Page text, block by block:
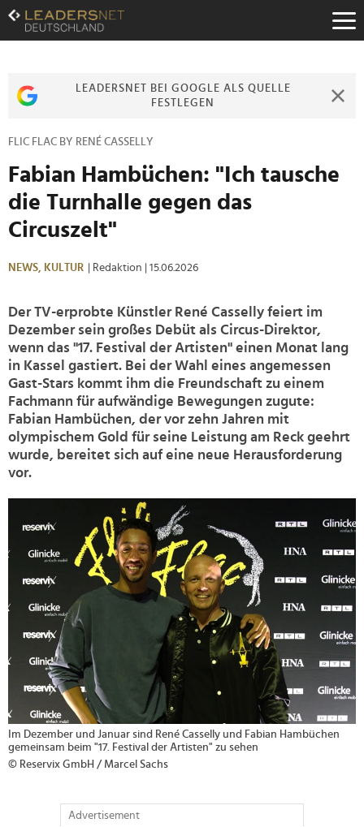
Zum
Inhalt
Zur
Zur
LEADERSNET BEI GOOGLE ALS QUELLE
FESTLEGEN
FLIC FLAC BY RENÉ CASSELLY
Fabian Hambüchen: "Ich tausche
die Turnhalle gegen das
Circuszelt"
NEWS, KULTUR | Redaktion | 15.06.2026
Der TV-erprobte Künstler René Casselly feiert im
Dezember sein großes Debüt als Circus-Direktor,
wenn das "17. Festival der Artisten" einen Monat lang
in Kassel gastiert. Bei der Wahl eines angemessen
Gast-Stars kommt ihm die Freundschaft zu einem
Fachmann für aufwändige Bewegungen zugute:
Fabian Hambüchen, der vor zehn Jahren mit
olympischem Gold für seine Leistung am Reck geehrt
wurde, bereitet sich auf eine neue Herausforderung
vor.
Im Dezember und Januar sind René Casselly und Fabian Hambüchen
gemeinsam beim "17. Festival der Artisten" zu sehen
© Reservix GmbH / Marcel Sachs
Advertisement